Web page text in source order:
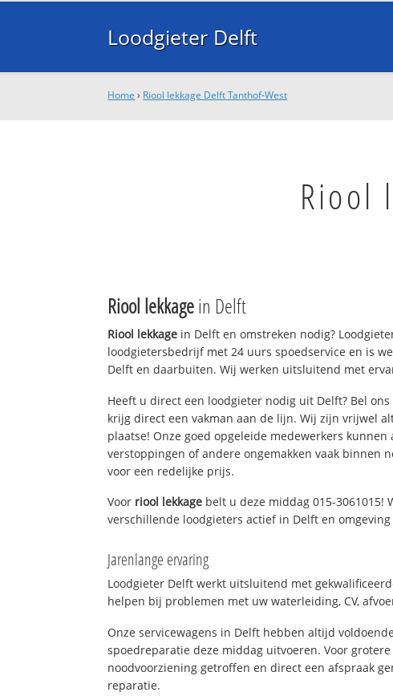
Loodgieter Delft
Home › Riool lekkage Delft Tanthof-West
Riool
Riool lekkagein Delft
Riool lekkage in Delft en omstreken nodig?
loodgietersbedrijf met 24 uurs spoedservice en is
Delft en daarbuiten. Wij werken uitsluitend met
Heeft u direct een loodgieter nodig uit Delft? Bel ons
krijg direct een vakman aan de lijn. Wij zijn vrijwel
plaatse! Onze goed opgeleide medewerkers kunnen
verstoppingen of andere ongemakken vaak binnen
voor een redelijke prijs.
Voor riool lekkage belt u deze middag 015-3061015!
verschillende loodgieters actief in Delft en omgeving
Jarenlange ervaring
Loodgieter Delft werkt uitsluitend met
helpen bij problemen met uw waterleiding, CV,
Onze servicewagens in Delft hebben altijd
spoedreparatie deze middag uitvoeren. Voor
noodvoorziening getroffen en direct een afspraak
reparatie.